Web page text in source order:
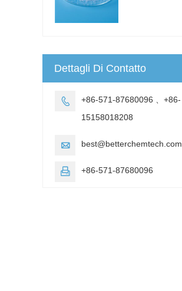
Dettagli Di Contatto

+86-571-87680096 、+86-
15158018208
 best@betterchemtech.com
 +86-571-87680096